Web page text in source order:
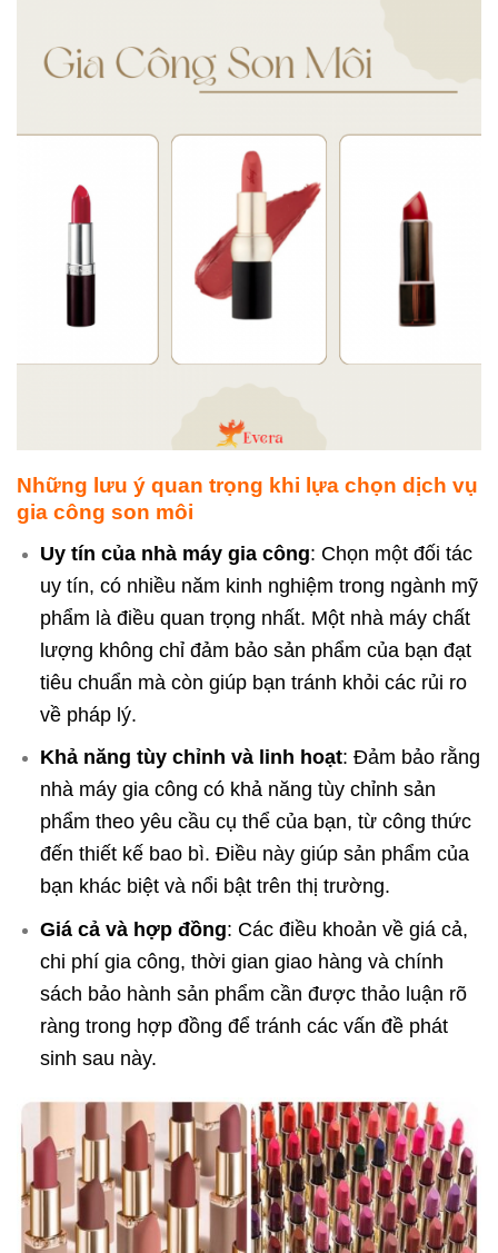
Những lưu ý quan trọng khi lựa chọn dịch vụ
gia công son môi
Uy tín của nhà máy gia công: Chọn một đối tác
uy tín, có nhiều năm kinh nghiệm trong ngành mỹ
phẩm là điều quan trọng nhất. Một nhà máy chất
lượng không chỉ đảm bảo sản phẩm của bạn đạt
tiêu chuẩn mà còn giúp bạn tránh khỏi các rủi ro
về pháp lý.
Khả năng tùy chỉnh và linh hoạt: Đảm bảo rằng
nhà máy gia công có khả năng tùy chỉnh sản
phẩm theo yêu cầu cụ thể của bạn, từ công thức
đến thiết kế bao bì. Điều này giúp sản phẩm của
bạn khác biệt và nổi bật trên thị trường.
Giá cả và hợp đồng: Các điều khoản về giá cả,
chi phí gia công, thời gian giao hàng và chính
sách bảo hành sản phẩm cần được thảo luận rõ
ràng trong hợp đồng để tránh các vấn đề phát
sinh sau này.